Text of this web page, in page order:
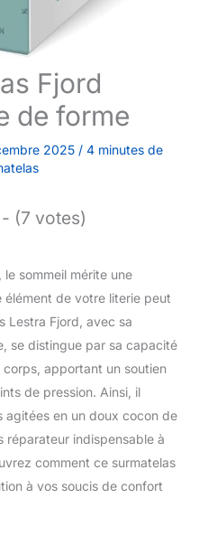
Fjord
de forme
2025 / 4 minutes de
(7 votes)
sommeil mérite une
de votre literie peut
Lestra Fjord, avec sa
se distingue par sa capacité
apportant un soutien
de pression. Ainsi, il
agitées en un doux cocon de
réparateur indispensable à
comment ce surmatelas
à vos soucis de confort